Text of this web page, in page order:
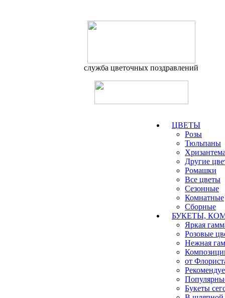
служба цветочных поздравлений
ЦВЕТЫ
Розы
Тюльпаны
Другие
Ромашки
Все цветы
Сезонные
Комнатные
Сборные
БУКЕТЫ,
Яркая
Розовые
Нежная
от
Букеты